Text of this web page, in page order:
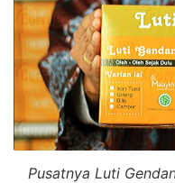
Pusatnya Luti